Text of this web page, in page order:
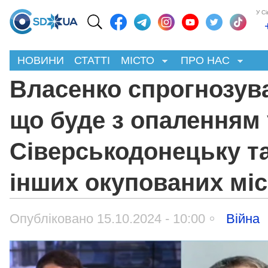
У
НОВИНИ СТАТТІ МІСТО ПРО НАС
Власенко
що буде з опаленням
Сіверськодонецьку
інших окупованих
Опубліковано 15.10.2024 - 10:00 Війна